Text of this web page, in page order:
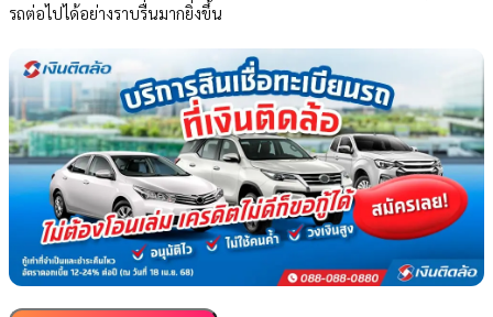
รถต่อไปได้อย่างราบรื่นมากยิ่งขึ้น